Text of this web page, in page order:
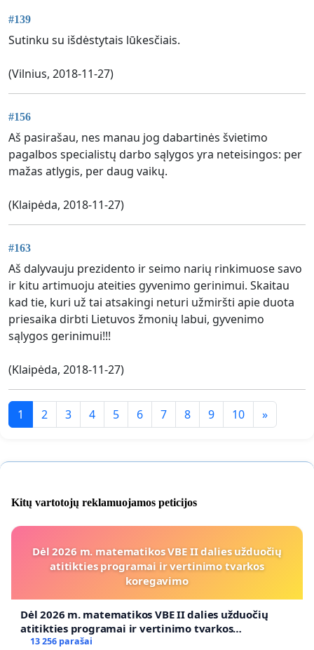
#139
Sutinku su išdėstytais lūkesčiais.
(Vilnius, 2018-11-27)
#156
Aš pasirašau, nes manau jog dabartinės švietimo
pagalbos specialistų darbo sąlygos yra neteisingos: per
mažas atlygis, per daug vaikų.
(Klaipėda, 2018-11-27)
#163
Aš dalyvauju prezidento ir seimo narių rinkimuose savo
ir kitu artimuoju ateities gyvenimo gerinimui. Skaitau
kad tie, kuri už tai atsakingi neturi užmiršti apie duota
priesaika dirbti Lietuvos žmonių labui, gyvenimo
sąlygos gerinimui!!!
(Klaipėda, 2018-11-27)
1 2 3 4 5 6 7 8 9 10 »
Kitų vartotojų reklamuojamos peticijos
Dėl 2026 m. matematikos VBE II dalies užduočių
atitikties programai ir vertinimo tvarkos
koregavimo
Dėl 2026 m. matematikos VBE II dalies užduočių
atitikties programai ir vertinimo tvarkos
koregavimo
13 256 parašai